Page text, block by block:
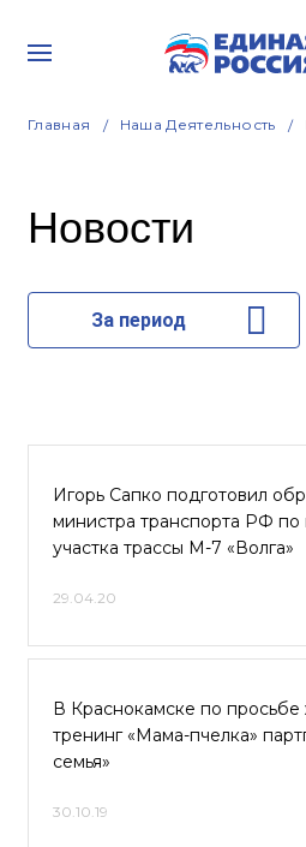
Главная Наша Деятельность
Новости
За период
Игорь Сапко подготовил
министра транспорта РФ по
участка трассы M-7 «Волга»
29.04.20
В Краснокамске по просьбе
тренинг «Мама-пчелка»
семья»
30.10.19